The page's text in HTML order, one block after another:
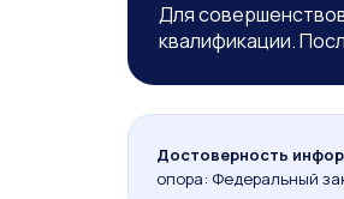
Для
квалификации.
Достоверность
опора: Федеральный